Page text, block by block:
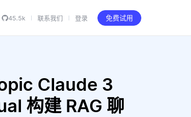
45.5k 联系我们 登录 免费试用
Claude 3
构建 RAG 聊